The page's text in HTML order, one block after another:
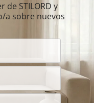
de STILORD y
a sobre nuevos